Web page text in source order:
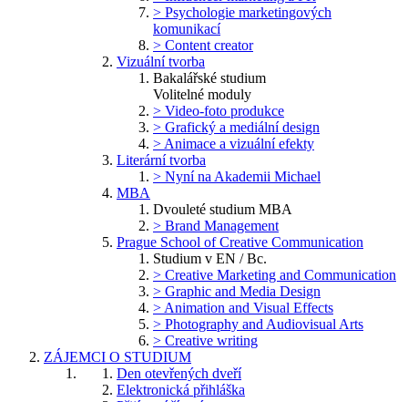
> Psychologie marketingových
komunikací
> Content creator
Vizuální tvorba
Bakalářské studium
Volitelné moduly
> Video-foto produkce
> Grafický a mediální design
> Animace a vizuální efekty
Literární tvorba
> Nyní na Akademii Michael
MBA
Dvouleté studium MBA
> Brand Management
Prague School of Creative Communication
Studium v EN / Bc.
> Creative Marketing and Communication
> Graphic and Media Design
> Animation and Visual Effects
> Photography and Audiovisual Arts
> Creative writing
ZÁJEMCI O STUDIUM
Den otevřených dveří
Elektronická přihláška